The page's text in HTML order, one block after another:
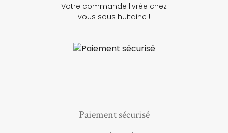
Votre commande livrée chez
vous sous huitaine !
Paiement sécurisé